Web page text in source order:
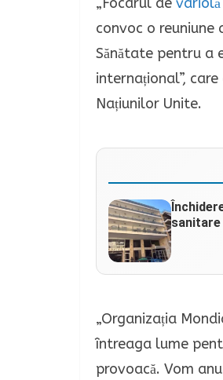
convoc o
Sănătate pentru a
internațional”,
Națiunilor Unite.
„Organizația
întreaga lume
provoacă. Vom